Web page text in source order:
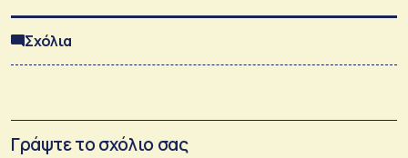
Σχόλια
Γράψτε το σχόλιο σας